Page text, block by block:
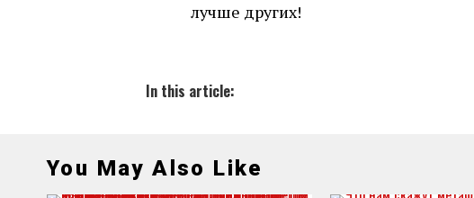
лучше других!
In this article:
You May Also Like